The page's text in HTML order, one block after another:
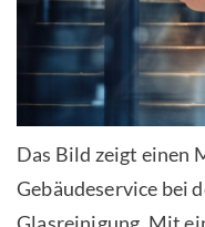
Das Bild zeigt einen
Gebäudeservice bei
Glasreinigung. Mit